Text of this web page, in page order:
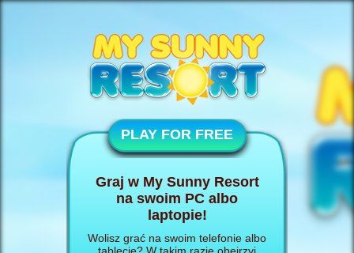
PLAY FOR FREE
Graj w My Sunny Resort
na swoim PC albo
laptopie!
Wolisz grać na swoim telefonie albo